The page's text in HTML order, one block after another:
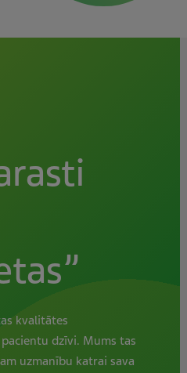
kvalitātes
dzīvi. Mums tas
uzmanību katrai sava